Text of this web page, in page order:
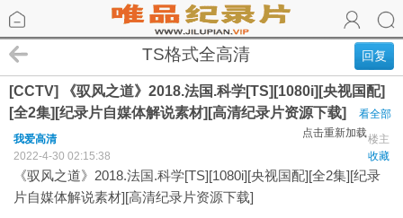
回复
TS格式全高清
[CCTV] 《驭风之道》2018.法国.科学[TS][1080i][央视国配]
[全2集][纪录片自媒体解说素材][高清纪录片资源下载]
看全部
点击重新加载楼主
我爱高清
收藏
2022-4-30 02:15:38
《驭风之道》2018.法国.科学[TS][1080i][央视国配][全2集][纪录
片自媒体解说素材][高清纪录片资源下载]